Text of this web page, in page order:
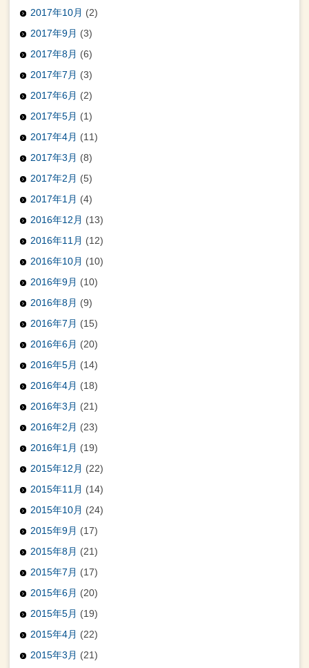
2017年10月 (2)
2017年9月 (3)
2017年8月 (6)
2017年7月 (3)
2017年6月 (2)
2017年5月 (1)
2017年4月 (11)
2017年3月 (8)
2017年2月 (5)
2017年1月 (4)
2016年12月 (13)
2016年11月 (12)
2016年10月 (10)
2016年9月 (10)
2016年8月 (9)
2016年7月 (15)
2016年6月 (20)
2016年5月 (14)
2016年4月 (18)
2016年3月 (21)
2016年2月 (23)
2016年1月 (19)
2015年12月 (22)
2015年11月 (14)
2015年10月 (24)
2015年9月 (17)
2015年8月 (21)
2015年7月 (17)
2015年6月 (20)
2015年5月 (19)
2015年4月 (22)
2015年3月 (21)